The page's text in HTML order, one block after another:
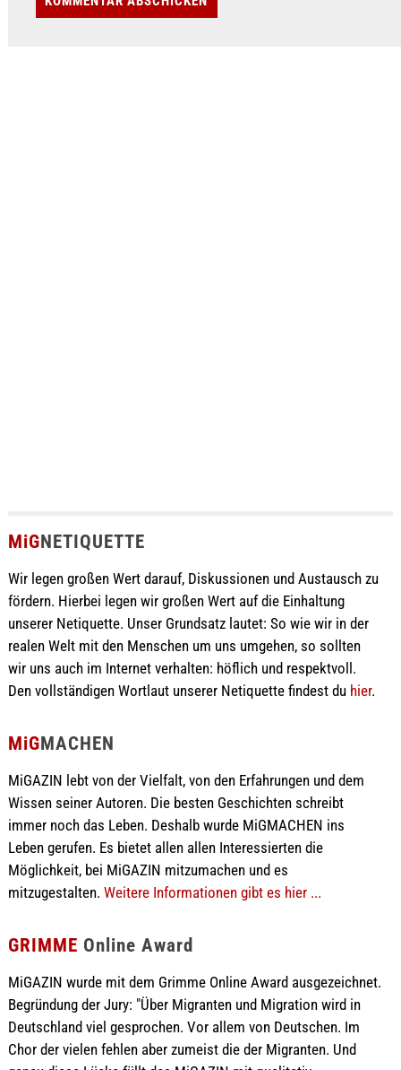
MiGNETIQUETTE
Wir legen großen Wert darauf, Diskussionen und Austausch zu
fördern. Hierbei legen wir großen Wert auf die Einhaltung
unserer Netiquette. Unser Grundsatz lautet: So wie wir in der
realen Welt mit den Menschen um uns umgehen, so sollten
wir uns auch im Internet verhalten: höflich und respektvoll.
Den vollständigen Wortlaut unserer Netiquette findest du hier.
MiGMACHEN
MiGAZIN lebt von der Vielfalt, von den Erfahrungen und dem
Wissen seiner Autoren. Die besten Geschichten schreibt
immer noch das Leben. Deshalb wurde MiGMACHEN ins
Leben gerufen. Es bietet allen allen Interessierten die
Möglichkeit, bei MiGAZIN mitzumachen und es
mitzugestalten. Weitere Informationen gibt es hier ...
GRIMME Online Award
MiGAZIN wurde mit dem Grimme Online Award ausgezeichnet.
Begründung der Jury: "Über Migranten und Migration wird in
Deutschland viel gesprochen. Vor allem von Deutschen. Im
Chor der vielen fehlen aber zumeist die der Migranten. Und